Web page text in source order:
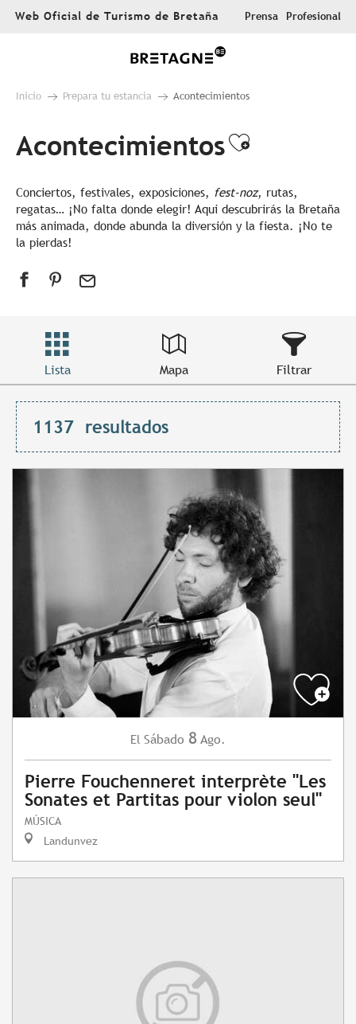
AllerWeb Oficial de Turismo de Bretaña Prensa Profesional
Inicio Prepara tu estancia Acontecimientos
AcontecimientosAjouter
Conciertos, festivales, exposiciones, fest-noz, rutas,
regatas… ¡No falta donde elegir! Aquí descubrirás la Bretaña
más animada, donde abunda la diversión y la fiesta. ¡No te
la pierdas!
Lista Mapa Filtrar
1137 resultados
El Sábado 8 Ago.
Pierre Fouchenneret interprète "Les
Sonates et Partitas pour violon seul"
MÚSICA
Landunvez